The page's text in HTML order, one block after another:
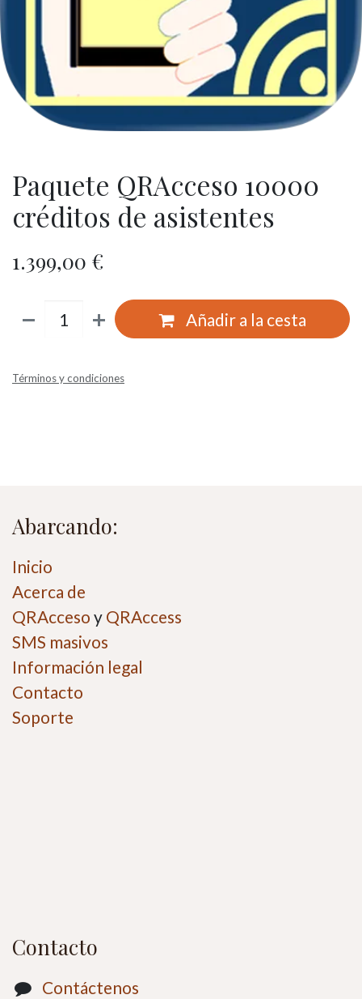
Paquete QRAcceso 10000
créditos de asistentes
1.399,00 €
Añadir a la cesta
Términos y condiciones
Abarcando:
Inicio
Acerca de
QRAcceso y QRAccess
SMS masivos
Información legal
Contacto
Soporte
Contacto
Contáctenos